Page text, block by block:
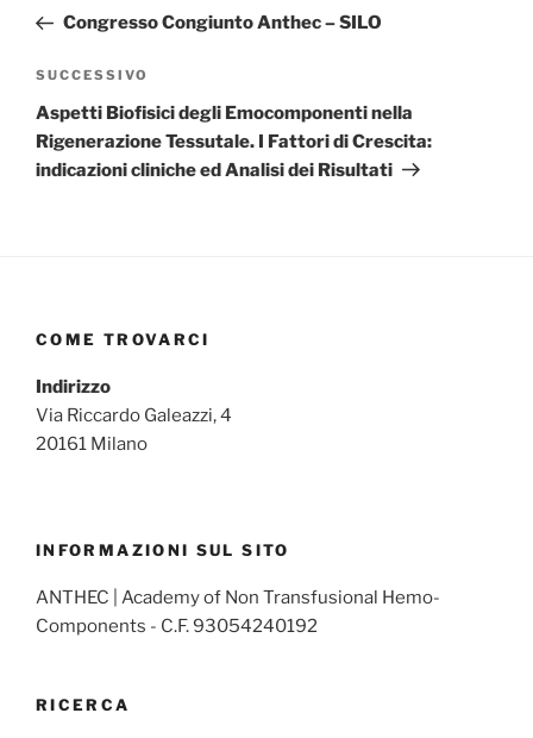
precedente:
Congresso Congiunto Anthec – SILO
Articolo
successivo
SUCCESSIVO
Aspetti Biofisici degli Emocomponenti nella
Rigenerazione Tessutale. I Fattori di Crescita:
indicazioni cliniche ed Analisi dei Risultati
COME TROVARCI
Indirizzo
Via Riccardo Galeazzi, 4
20161 Milano
INFORMAZIONI SUL SITO
ANTHEC | Academy of Non Transfusional Hemo-
Components - C.F. 93054240192
RICERCA